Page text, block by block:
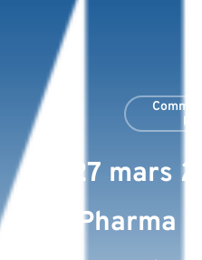
27 mars
Pharma